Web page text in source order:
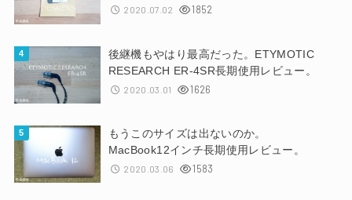
2020.07.02 1852
後継機もやはり最高だった。ETYMOTIC
RESEARCH ER-4SR長期使用レビュー。
2020.03.01 1626
もうこのサイズは出ないのか。
MacBook12インチ長期使用レビュー。
2020.03.06 1583